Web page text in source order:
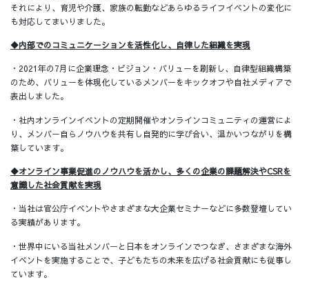
それにより、育児や介護、家族の転勤などあらゆるライフイベントの変化に
も対応してまいりました。
◆内部でのコミュニケーションを活性化し、自律した組織を実現
・2021年の7月に企業理念・ビジョン・バリューを刷新し、自律型組織構築
のため、バリューを体現化しているメンバーをキックオフや自社メディアで
表出しました。
・社内オンラインイベントの定期開催やオンラインコミュニティの運営によ
り、メンバー自らノウハウを共有し自発的に学び合い、温かいつながりを構
築しています。
◆オンライン事業促進のノウハウを活かし、多くの企業の課題解決やCSRを
意識した社会貢献を実現
・当社は官公庁イベントやさまざまな大企業セミナーなどに多数登壇してい
る実績があります。
・世界中にいる当社メンバーと日本をオンラインでつなぎ、さまざまな海外
イベントを実施することで、子どもたちの未来を広げる社会貢献にも従事し
ています。